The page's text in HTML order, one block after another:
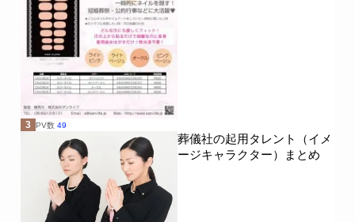
3 PV数 49
葬儀社の起用タレント（イメ
ージキャラクター）まとめ